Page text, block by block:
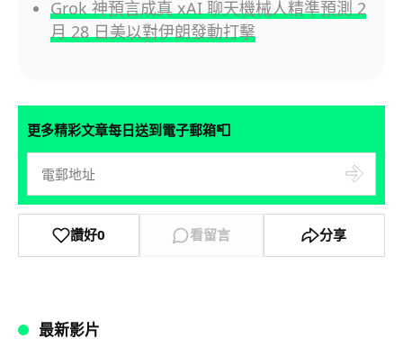
Grok 神預言成真 xAI 聊天機械人精準預測 2
月 28 日美以對伊朗發動打擊
更多精彩文章每日送到電子郵箱📮
讚好0 看留言 分享
最新影片